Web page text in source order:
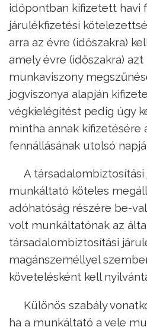
időpontban kifizetett havi
járulékfizetési
arra az évre (időszakra)
amely évre (időszakra) azt
munkaviszony
jogviszonya alapján
végkielégítést pedig úgy
mintha annak kifizetésére
fennállásának utolsó
A
munkáltató köteles
adóhatóság részére be-
volt munkáltatónak az
társadalombiztosítási
magánszeméllyel
követelésként kell
Különös szabály
ha a munkáltató a vele